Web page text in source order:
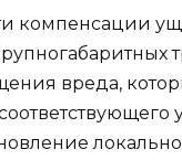
компенсации
вреда,